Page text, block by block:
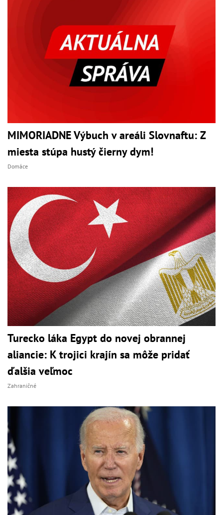
MIMORIADNE Výbuch v areáli Slovnaftu: Z
miesta stúpa hustý čierny dym!
Domáce
Turecko láka Egypt do novej obrannej
aliancie: K trojici krajín sa môže pridať
ďalšia veľmoc
Zahraničné